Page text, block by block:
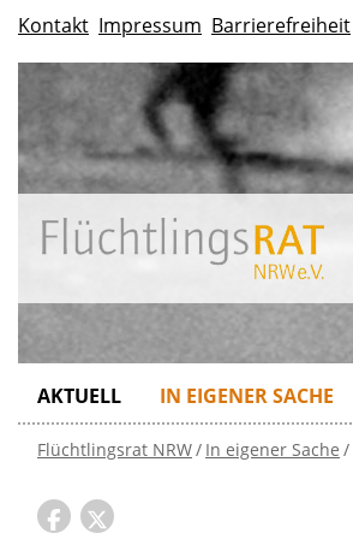
Kontakt Impressum Barrierefreiheit
AKTUELL IN EIGENER SACHE
Flüchtlingsrat NRW In eigener Sache